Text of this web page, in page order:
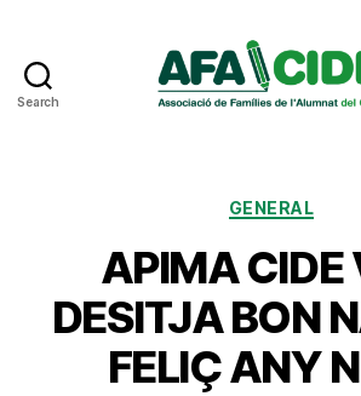
Search
GENERAL
APIMA CIDE
DESITJA BON
FELIÇ ANY